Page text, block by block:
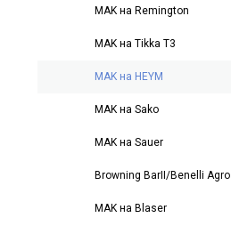
MAK на Remington
MAK на Tikka T3
MAK на HEYM
MAK на Sako
MAK на Sauer
Browning BarII/Benelli Agro
MAK на Blaser